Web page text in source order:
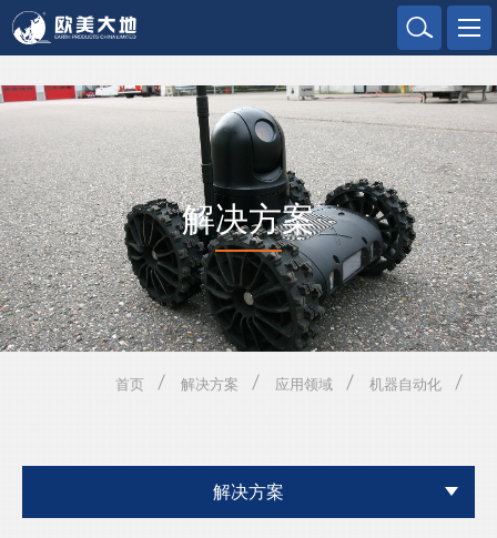
欧美大地
解决方案
首页 解决方案 应用领域 机器自动化
解决方案